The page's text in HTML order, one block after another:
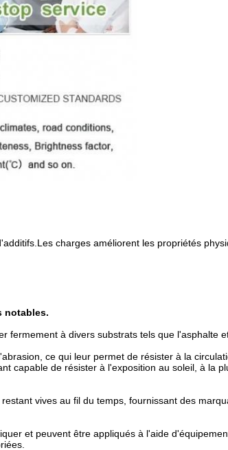
charges améliorent les propriétés
notables.
fermement à divers substrats tels que l'asphalte
ce qui leur permet de résister à la
capable de résister à l'exposition au soleil, à la
vives au fil du temps, fournissant des
et peuvent être appliqués à l'aide